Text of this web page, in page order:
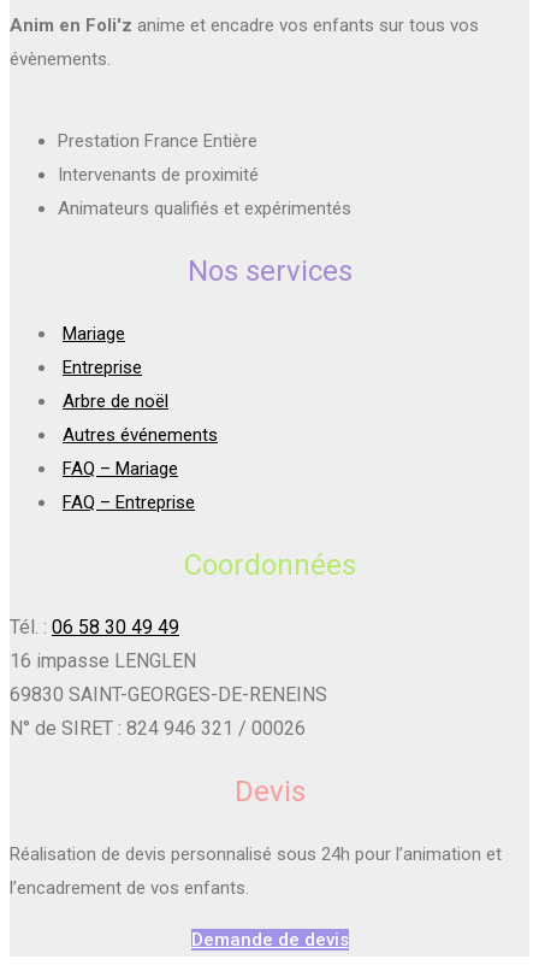
Anim en Foli'z anime et encadre vos enfants sur tous vos
évènements.
Prestation France Entière
Intervenants de proximité
Animateurs qualifiés et expérimentés
Nos services
Mariage
Entreprise
Arbre de noël
Autres événements
FAQ – Mariage
FAQ – Entreprise
Coordonnées
Tél. : 06 58 30 49 49
16 impasse LENGLEN
69830 SAINT-GEORGES-DE-RENEINS
N° de SIRET : 824 946 321 / 00026
Devis
Réalisation de devis personnalisé sous 24h pour l’animation et
l’encadrement de vos enfants.
Demande de devis